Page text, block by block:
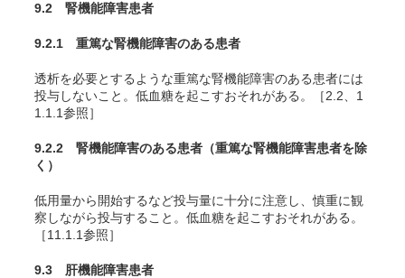
9.2 腎機能障害患者
9.2.1 重篤な腎機能障害のある患者
透析を必要とするような重篤な腎機能障害のある患者には
投与しないこと。低血糖を起こすおそれがある。［2.2、1
1.1.1参照］
9.2.2 腎機能障害のある患者（重篤な腎機能障害患者を除
く）
低用量から開始するなど投与量に十分に注意し、慎重に観
察しながら投与すること。低血糖を起こすおそれがある。
［11.1.1参照］
9.3 肝機能障害患者